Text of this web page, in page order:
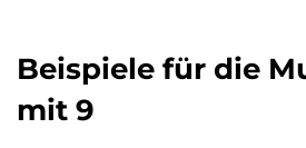
Beispiele für die
mit 9